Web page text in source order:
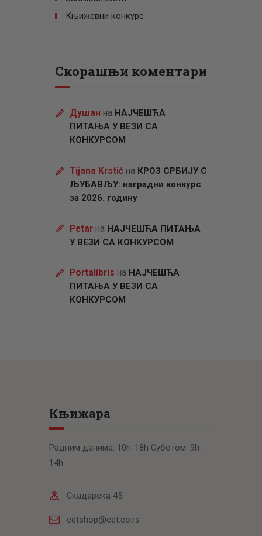
Књижевни конкурс
Скорашњи коментари
Душан на НАЈЧЕШЋА
ПИТАЊА У ВЕЗИ СА
КОНКУРСОМ
Tijana Krstićна КРОЗ СРБИЈУ С
ЉУБАВЉУ: наградни конкурс
за 2026. годину
Petarна НАЈЧЕШЋА ПИТАЊА
У ВЕЗИ СА КОНКУРСОМ
Portalibris на НАЈЧЕШЋА
ПИТАЊА У ВЕЗИ СА
КОНКУРСОМ
Књижара
Радним данима: 10h-18h Суботом: 9h-
14h
Скадарска 45
cetshop@cet.co.rs